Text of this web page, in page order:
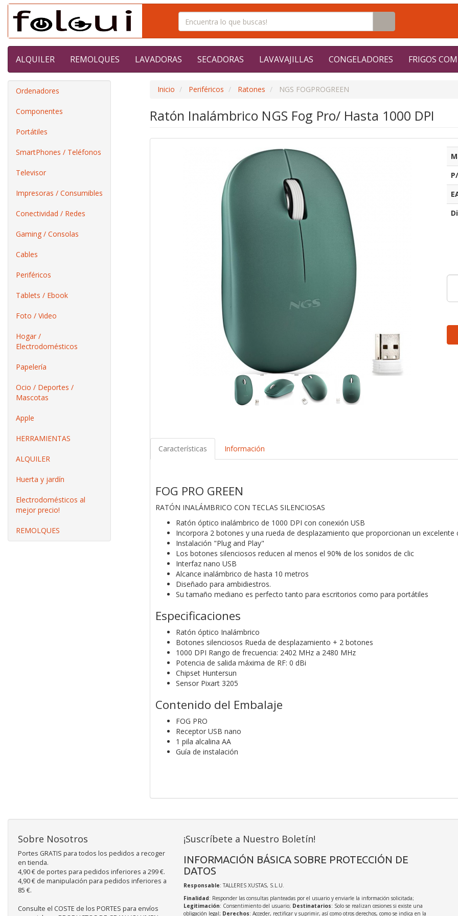
ALQUILER REMOLQUES LAVADORAS SECADORAS LAVAVAJILLAS CONGELADORES FRIGOS
Ordenadores
Componentes
Portátiles
SmartPhones / Teléfonos
Televisor
Impresoras / Consumibles
Conectividad / Redes
Gaming / Consolas
Cables
Periféricos
Tablets / Ebook
Foto / Video
Hogar /
Electrodomésticos
Papelería
Ocio / Deportes /
Mascotas
Apple
HERRAMIENTAS
ALQUILER
Huerta y jardín
Electrodomésticos al
mejor precio!
REMOLQUES
Inicio Periféricos Ratones NGS FOGPROGREEN
Ratón Inalámbrico NGS Fog Pro/ Hasta 1000 DPI
Características Información
FOG PRO GREEN
RATÓN INALÁMBRICO CON TECLAS SILENCIOSAS
Ratón óptico inalámbrico de 1000 DPI con conexión USB
Incorpora 2 botones y una rueda de desplazamiento que proporcionan un excelente
Instalación "Plug and Play"
Los botones silenciosos reducen al menos el 90% de los sonidos de clic
Interfaz nano USB
Alcance inalámbrico de hasta 10 metros
Diseñado para ambidiestros.
Su tamaño mediano es perfecto tanto para escritorios como para portátiles
Especificaciones
Ratón óptico Inalámbrico
Botones silenciosos Rueda de desplazamiento + 2 botones
1000 DPI Rango de frecuencia: 2402 MHz a 2480 MHz
Potencia de salida máxima de RF: 0 dBi
Chipset Huntersun
Sensor Pixart 3205
Contenido del Embalaje
FOG PRO
Receptor USB nano
1 pila alcalina AA
Guía de instalación
Sobre Nosotros
Portes GRATIS para todos los pedidos a recoger
en tienda.
4,90 € de portes para pedidos inferiores a 299 €.
4,90 € de manipulación para pedidos inferiores a
85 €.
Consulte el COSTE de los PORTES para envíos
¡Suscríbete a Nuestro Boletín!
INFORMACIÓN BÁSICA SOBRE PROTECCIÓN DE
DATOS
Responsable: TALLERES XUSTAS, S.L.U.
Finalidad: Responder las consultas planteadas por el usuario y enviarle la información solicitada;
Legitimación: Consentimiento del usuario; Destinatarios: Solo se realizan cesiones si existe una
obligación legal; Derechos: Acceder, rectificar y suprimir, así como otros derechos, como se indica en la